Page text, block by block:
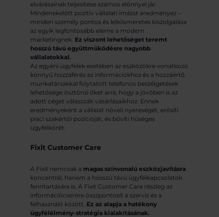
elvárásainak teljesítése számos előnnyel jár.
Mindenekelőtt pozitív vállalati imázst eredményez –
minden személy pontos és lelkiismeretes kiszolgálása
az egyik legfontosabb eleme a modern
marketingnek. Ez viszont lehetőséget teremt
hosszú távú együttműködésre nagyobb
vállalatokkal.
Az egyéni ügyfelek esetében az eszközökre vonatkozó
könnyű hozzáférés az információkhoz és a hozzáértő
munkatársakkal folytatott telefonos beszélgetések
lehetősége ösztönzi őket arra, hogy a jövőben is az
adott céget válasszák vásárlásaikhoz. Ennek
eredményeként a vállalat növeli nyereségét, erősíti
piaci szakértői pozícióját, és bővíti hűséges
ügyfélkörét.
Fixit Customer Care
A Fixit nemcsak a magas színvonalú eszközjavításra
koncentrál, hanem a hosszú távú ügyfélkapcsolatok
fenntartására is. A Fixit Customer Care részleg az
információcserére összpontosít a szerviz és a
felhasználó között. Ez az alapja a hatékony
ügyfélélmény-stratégia kialakításának.